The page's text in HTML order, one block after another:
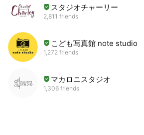
スタジオチャーリー
2,811 friends
こども写真館 note studio
1,272 friends
マカロニスタジオ
1,306 friends